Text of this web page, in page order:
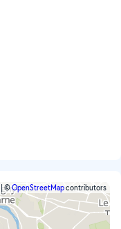
|©OpenStreetMapcontributors